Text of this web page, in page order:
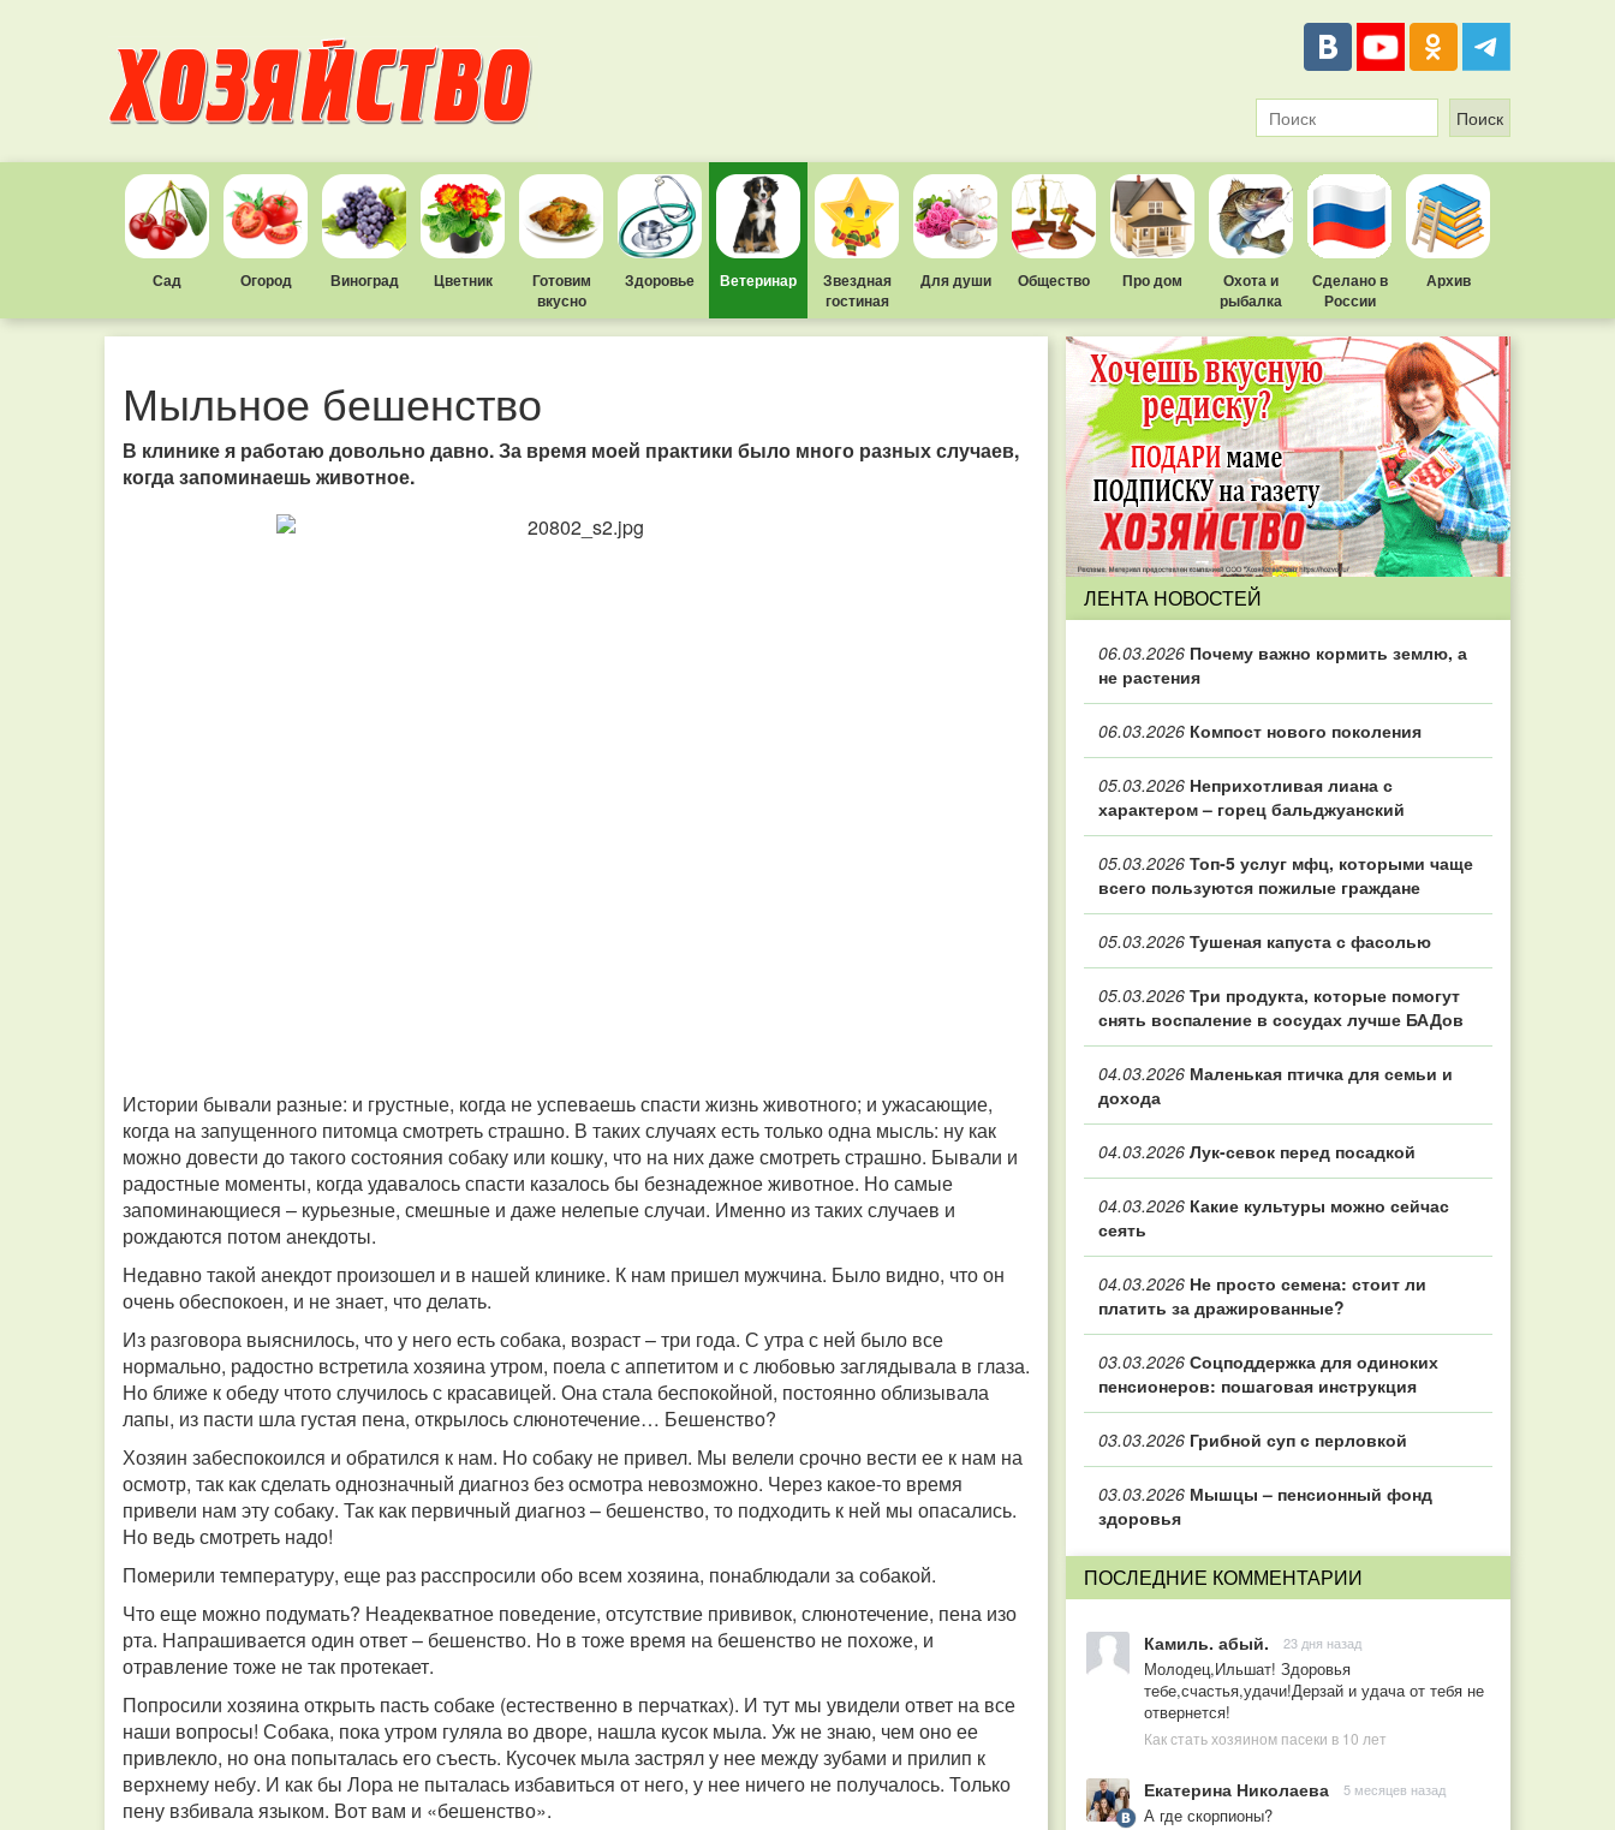
Сад Огород Виноград Цветник
Готовим
вкусно
Здоровье Ветеринар
Звездная
гостиная
Для души Общество Про дом
Охота и
рыбалка
Сделано в
России
Архив
Мыльное бешенство
В клинике я работаю довольно давно. За время моей практики было много разных случаев,
когда запоминаешь животное.
Истории бывали разные: и грустные, когда не успеваешь спасти жизнь животного; и ужасающие,
когда на запущенного питомца смотреть страшно. В таких случаях есть только одна мысль: ну как
можно довести до такого состояния собаку или кошку, что на них даже смотреть страшно. Бывали и
радостные моменты, когда удавалось спасти казалось бы безнадежное животное. Но самые
запоминающиеся – курьезные, смешные и даже нелепые случаи. Именно из таких случаев и
рождаются потом анекдоты.
Недавно такой анекдот произошел и в нашей клинике. К нам пришел мужчина. Было видно, что он
очень обеспокоен, и не знает, что делать.
Из разговора выяснилось, что у него есть собака, возраст – три года. С утра с ней было все
нормально, радостно встретила хозяина утром, поела с аппетитом и с любовью заглядывала в глаза.
Но ближе к обеду чтото случилось с красавицей. Она стала беспокойной, постоянно облизывала
лапы, из пасти шла густая пена, открылось слюнотечение… Бешенство?
Хозяин забеспокоился и обратился к нам. Но собаку не привел. Мы велели срочно вести ее к нам на
осмотр, так как сделать однозначный диагноз без осмотра невозможно. Через какое-то время
привели нам эту собаку. Так как первичный диагноз – бешенство, то подходить к ней мы опасались.
Но ведь смотреть надо!
Померили температуру, еще раз расспросили обо всем хозяина, понаблюдали за собакой.
Что еще можно подумать? Неадекватное поведение, отсутствие прививок, слюнотечение, пена изо
рта. Напрашивается один ответ – бешенство. Но в тоже время на бешенство не похоже, и
отравление тоже не так протекает.
Попросили хозяина открыть пасть собаке (естественно в перчатках). И тут мы увидели ответ на все
наши вопросы! Собака, пока утром гуляла во дворе, нашла кусок мыла. Уж не знаю, чем оно ее
привлекло, но она попыталась его съесть. Кусочек мыла застрял у нее между зубами и прилип к
верхнему небу. И как бы Лора не пыталась избавиться от него, у нее ничего не получалось. Только
пену взбивала языком. Вот вам и «бешенство».
ЛЕНТА НОВОСТЕЙ
06.03.2026 Почему важно кормить землю, а
не растения
06.03.2026 Компост нового поколения
05.03.2026 Неприхотливая лиана с
характером – горец бальджуанский
05.03.2026 Топ‑5 услуг мфц, которыми чаще
всего пользуются пожилые граждане
05.03.2026 Тушеная капуста с фасолью
05.03.2026 Три продукта, которые помогут
снять воспаление в сосудах лучше БАДов
04.03.2026 Маленькая птичка для семьи и
дохода
04.03.2026 Лук-севок перед посадкой
04.03.2026 Какие культуры можно сейчас
сеять
04.03.2026 Не просто семена: стоит ли
платить за дражированные?
03.03.2026 Соцподдержка для одиноких
пенсионеров: пошаговая инструкция
03.03.2026 Грибной суп с перловкой
03.03.2026 Мышцы – пенсионный фонд
здоровья
ПОСЛЕДНИЕ КОММЕНТАРИИ
Камиль. абый. 23 дня назад
Молодец,Ильшат! Здоровья
тебе,счастья,удачи!Дерзай и удача от тебя не
отвернется!
Как стать хозяином пасеки в 10 лет
Екатерина Николаева 5 месяцев назад
А где скорпионы?